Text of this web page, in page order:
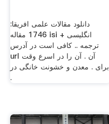
دانلود مقالات علمی افریقا:
1746 مقاله isi انگلیسی +
ترجمه .. کافی است در آدرس
url آن . آن را در اسرع وقت
برای . معدن و خشونت خانگی در
.